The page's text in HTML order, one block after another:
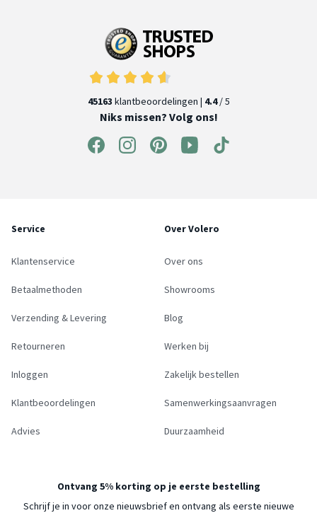
45163 klantbeoordelingen | 4.4/ 5
Niks missen? Volg ons!
Service
Klantenservice
Betaalmethoden
Verzending & Levering
Retourneren
Inloggen
Klantbeoordelingen
Advies
Over Volero
Over ons
Showrooms
Blog
Werken bij
Zakelijk bestellen
Samenwerkingsaanvragen
Duurzaamheid
Ontvang 5% korting op je eerste bestelling
Schrijf je in voor onze nieuwsbrief en ontvang als eerste nieuwe